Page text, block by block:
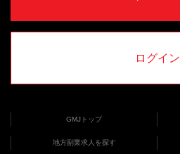
ログイン
GMJトップ
地方副業求人を探す